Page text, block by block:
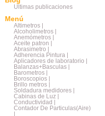
Últimas publicaciones
Menú
Altimetros |
Alcoholimetros |
Anemómetros |
Aceite patron |
Abrasimetro |
Adherencia Pintura |
Aplicadores de laboratorio |
Balanzas+Basculas |
Barometros |
Boroscopios |
Brillo metros |
Soldadura medidores |
Cabinas de Luz |
Conductividad |
Contador De Particulas(Aire)